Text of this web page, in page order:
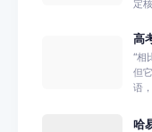
定
高
“相
但
语
哈